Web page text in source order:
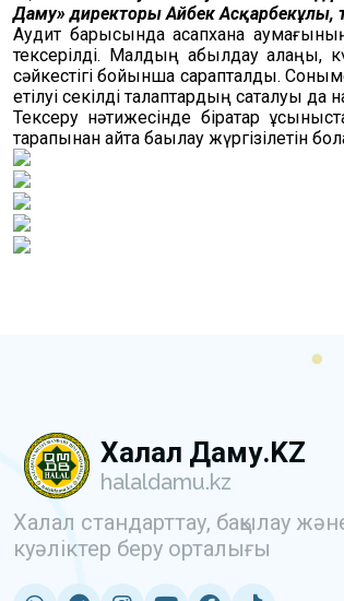
Даму» директоры Айбек
Аудит барысында қасапхана
тексерілді. Малдың қабылдау алаңы,
сәйкестігі бойынша сарапталды.
етілуі секілді талаптардың сақталуы да
Тексеру нәтижесінде бірқатар
тарапынан қайта бақылау жүргізілетін
Халал Даму.KZ
halaldamu.kz
Халал стандарттау, бақылау
куәліктер беру орталығы